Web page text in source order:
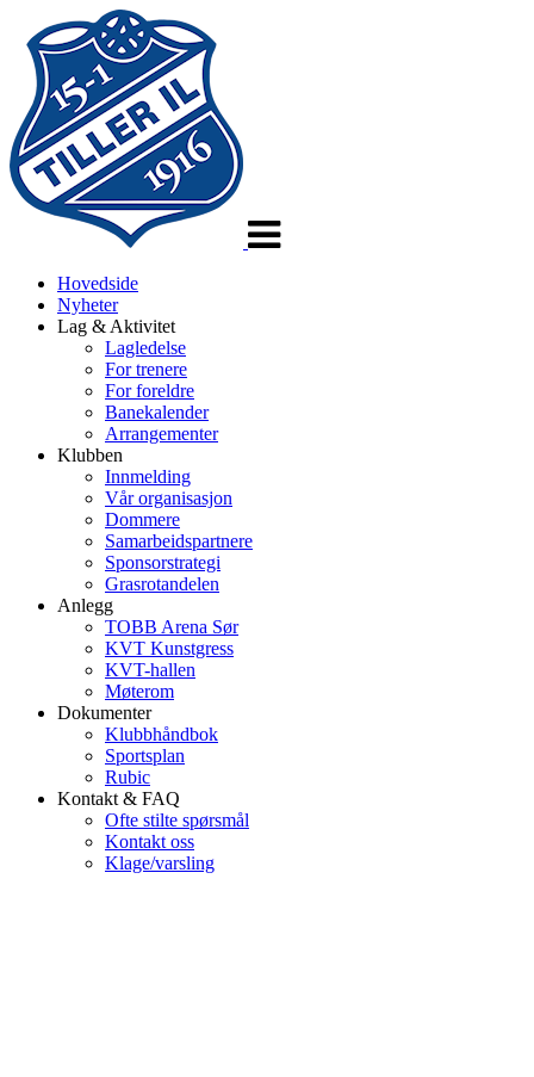
Hovedside
Nyheter
Lag & Aktivitet
Lagledelse
For trenere
For foreldre
Banekalender
Arrangementer
Klubben
Innmelding
Vår organisasjon
Dommere
Samarbeidspartnere
Sponsorstrategi
Grasrotandelen
Anlegg
TOBB Arena Sør
KVT Kunstgress
KVT-hallen
Møterom
Dokumenter
Klubbhåndbok
Sportsplan
Rubic
Kontakt & FAQ
Ofte stilte spørsmål
Kontakt oss
Klage/varsling